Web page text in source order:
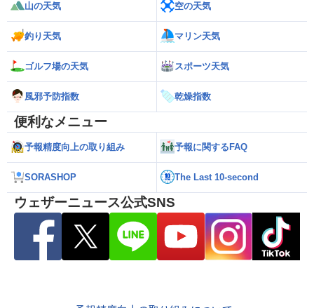
山の天気 空の天気
釣り天気 マリン天気
ゴルフ場の天気 スポーツ天気
風邪予防指数 乾燥指数
便利なメニュー
予報精度向上の取り組み 予報に関するFAQ
SORASHOP The Last 10-second
ウェザーニュース公式SNS